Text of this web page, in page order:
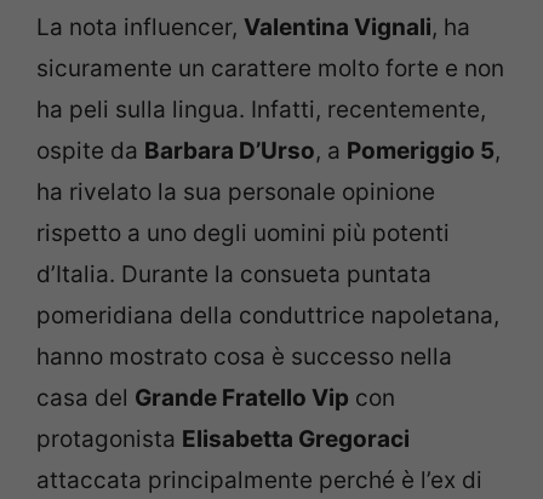
La nota influencer, Valentina Vignali, ha
sicuramente un carattere molto forte e non
ha peli sulla lingua. Infatti, recentemente,
ospite da Barbara D’Urso, a Pomeriggio 5,
ha rivelato la sua personale opinione
rispetto a uno degli uomini più potenti
d’Italia. Durante la consueta puntata
pomeridiana della conduttrice napoletana,
hanno mostrato cosa è successo nella
casa del Grande Fratello Vip con
protagonista Elisabetta Gregoraci
attaccata principalmente perché è l’ex di